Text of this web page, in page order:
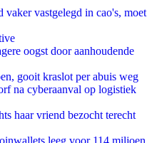
vastgelegd in cao's, moet
oogst door aanhoudende
gooit kraslot per abuis weg
na cyberaanval op logistiek
haar vriend bezocht terecht
leeg voor 114 miljoen